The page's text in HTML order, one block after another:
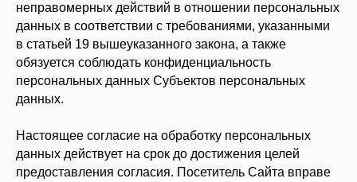
неправомерных действий в отношении персональных
данных в соответствии с требованиями, указанными
в статьей 19 вышеуказанного закона, а также
обязуется соблюдать конфиденциальность
персональных данных Субъектов персональных
данных.
Настоящее согласие на обработку персональных
данных действует на срок до достижения целей
предоставления согласия. Посетитель Сайта вправе
ПОДПИШИТЕСЬ НА РАССЫЛКУ, ЧТОБЫ
БЫТЬ В КУРСЕ ВСЕХ СОБЫТИЙ
Даю согласие на рассылку